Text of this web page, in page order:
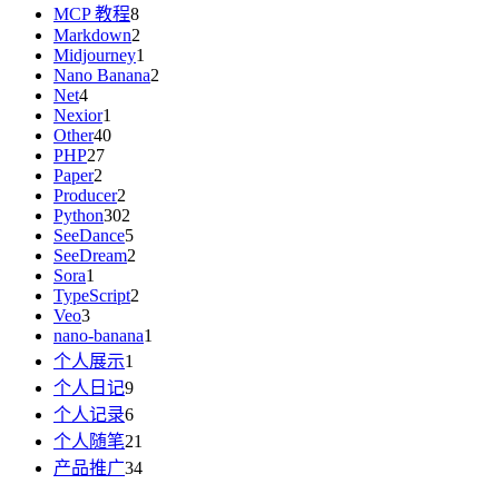
MCP 教程8
Markdown2
Midjourney1
Nano Banana2
Net4
Nexior1
Other40
PHP27
Paper2
Producer2
Python302
SeeDance5
SeeDream2
Sora1
TypeScript2
Veo3
nano-banana1
个人展示1
个人日记9
个人记录6
个人随笔21
产品推广34